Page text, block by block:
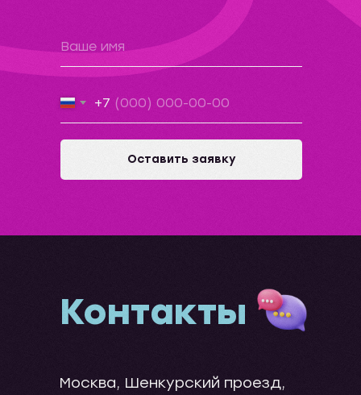
+7
Оставить заявку
Контакты
Москва, Шенкурский проезд,